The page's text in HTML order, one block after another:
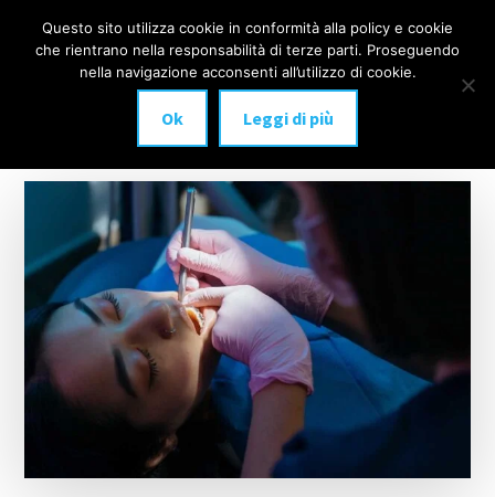
Additional
menu
IMPLANTOLOGIA
DENTALE
anche
carico
immediato!
Menu
Questo sito utilizza cookie in conformità alla policy e cookie
che rientrano nella responsabilità di terze parti. Proseguendo
nella navigazione acconsenti all’utilizzo di cookie.
Ok Leggi di più